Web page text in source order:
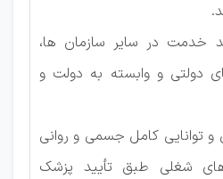
خدمت در سایر سازمان ها،
دولتی و وابسته به دولت و
و توانایی کامل جسمی و روانی
شغلی طبق تأیید پزشک